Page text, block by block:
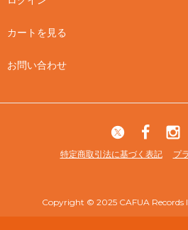
カートを見る
お問い合わせ
特定商取引法に基づく表記 プ
Copyright © 2025 CAFUA Records